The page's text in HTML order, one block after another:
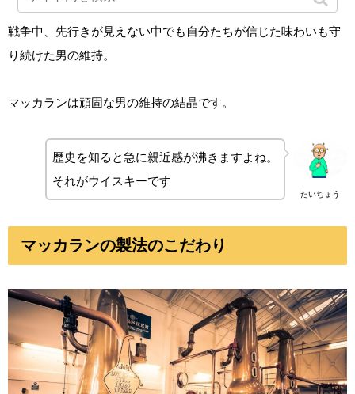
戦争中、先行きが見えない中でも自分たちが信じた味わいも守
り続けた男の維持。
マッカランは頑固な男の維持の結晶です。
たいちょう
歴史を知ると急に親近感が沸きますよね。
それがウイスキーです
マッカランの製法のこだわり